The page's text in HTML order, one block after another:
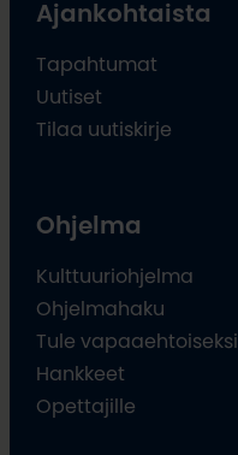
Ajankohtaista
Tapahtumat
Uutiset
Tilaa uutiskirje
Ohjelma
Kulttuuriohjelma
Ohjelmahaku
Tule vapaaehtoiseksi
Hankkeet
Opettajille